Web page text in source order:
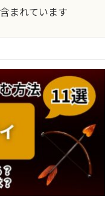
まれています